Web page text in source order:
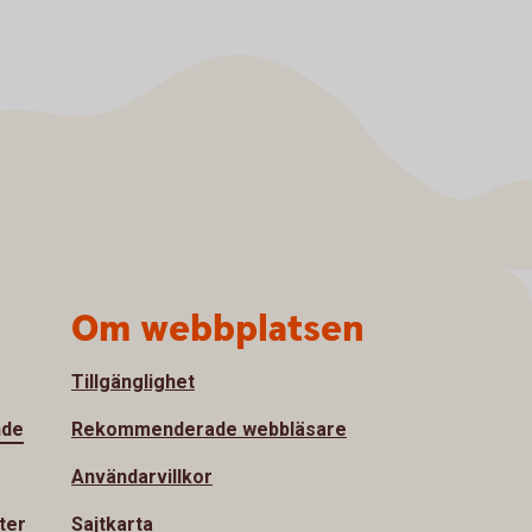
Om webbplatsen
Tillgänglighet
Rekommenderade webbläsare
Användarvillkor
Sajtkarta